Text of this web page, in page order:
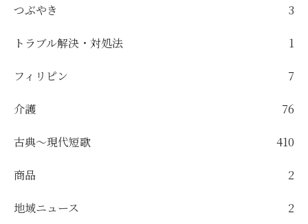
つぶやき 3
トラブル解決・対処法 1
フィリピン 7
介護 76
古典～現代短歌 410
商品 2
地域ニュース 2